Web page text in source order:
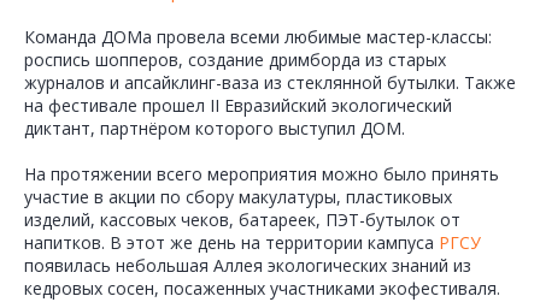
Команда ДОМа провела всеми любимые мастер-классы:
роспись шопперов, создание дримборда из старых
журналов и апсайклинг-ваза из стеклянной бутылки. Также
на фестивале прошел II Евразийский экологический
диктант, партнёром которого выступил ДОМ.
На протяжении всего мероприятия можно было принять
участие в акции по сбору макулатуры, пластиковых
изделий, кассовых чеков, батареек, ПЭТ-бутылок от
напитков. В этот же день на территории кампуса РГСУ
появилась небольшая Аллея экологических знаний из
кедровых сосен, посаженных участниками экофестиваля.